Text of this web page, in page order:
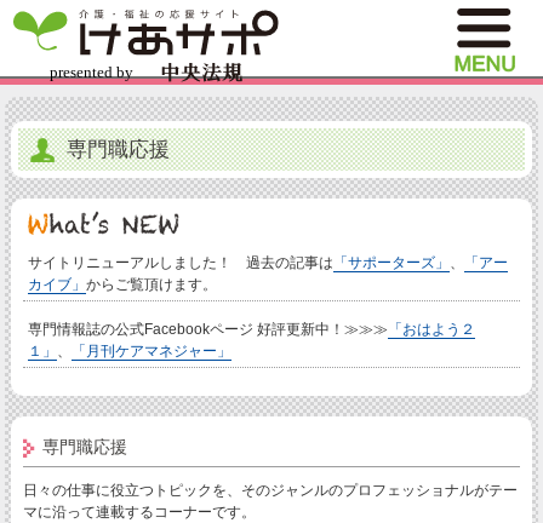
専門職応援
サイトリニューアルしました！ 過去の記事は 「サポーターズ」
「アー
カイブ」 からご覧頂けます。
専門情報誌の公式Facebookページ 好評更新中！≫≫≫ 「おはよう２
１」
「月刊ケアマネジャー」
専門職応援
日々の仕事に役立つトピックを、そのジャンルのプロフェッショナルがテー
マに沿って連載するコーナーです。